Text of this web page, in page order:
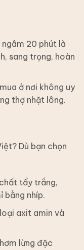
20 phút là
sang trọng, hoàn
ở nơi không uy
thợ nhặt lông.
Dù bạn chọn
tẩy trắng,
bằng nhíp.
axit amin và
lừng đặc